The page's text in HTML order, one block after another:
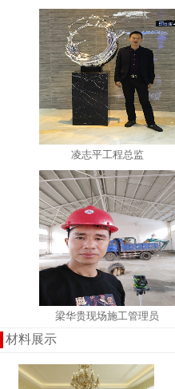
凌志平工程总监
梁华贵现场施工管理员
材料展示